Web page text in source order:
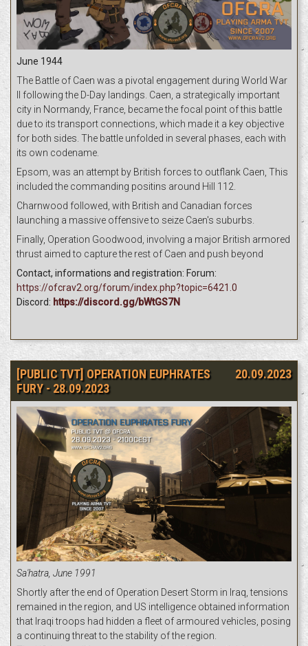
June 1944
The Battle of Caen was a pivotal engagement during World War
II following the D-Day landings. Caen, a strategically important
city in Normandy, France, became the focal point of this battle
due to its transport connections, which made it a key objective
for both sides. The battle unfolded in several phases, each with
its own codename.
Epsom, was an attempt by British forces to outflank Caen, This
included the commanding positins around Hill 112.
Charnwood followed, with British and Canadian forces
launching a massive offensive to seize Caen's suburbs.
Finally, Operation Goodwood, involving a major British armored
thrust aimed to capture the rest of Caen and push beyond
Contact, informations and registration: Forum:
https://ofcrav2.org/forum/index.php?topic=6421.0
Discord: https://discord.gg/bWtGS7N
20.09.2023
[PUBLIC TVT] OPERATION EUPHRATES
FURY - 28.09.2023
Sa'hatra, June 1991
Shortly after the end of Operation Desert Storm in Iraq, tensions
remained in the region, and US intelligence obtained information
that Iraqi troops had hidden a fleet of armoured vehicles, posing
a continuing threat to the stability of the region.